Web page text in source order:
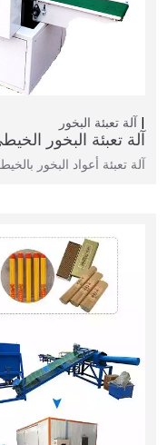
آلة تعبئة البخور
آلة تعبئة البخور
آلة تعبئة أعواد البخور